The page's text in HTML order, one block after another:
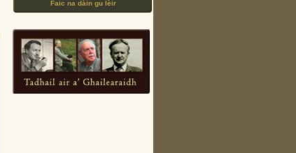
Faic na dàin gu lèir